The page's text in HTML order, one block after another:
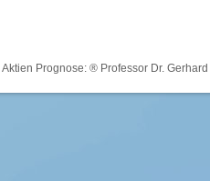
Prognose: ® Professor Dr.